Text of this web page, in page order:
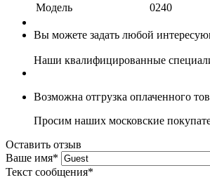
Модель
0240
Вы можете задать любой
Наши квалифицированные
Возможна отгрузка оплаченного
Просим наших московские
Оставить отзыв
Ваше имя*
Текст сообщения*